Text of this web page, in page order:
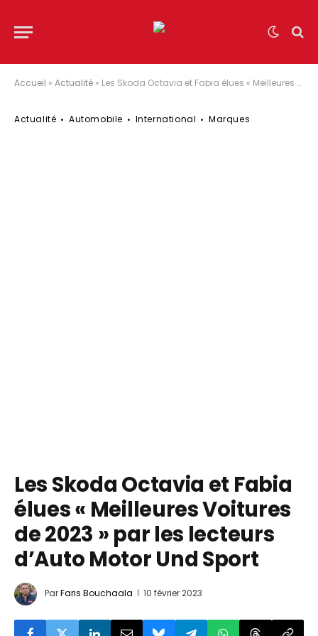
Accueil » Actualité » Les Skoda Octavia et Fabia élues « Meilleures Voitures de 2023 » par les lecteurs d’Auto Motor Und Sport
Actualité Automobile International Marques
Les Skoda Octavia et Fabia
élues « Meilleures Voitures
de 2023 » par les lecteurs
d’Auto Motor Und Sport
ParFaris Bouchaala 10 février 2023